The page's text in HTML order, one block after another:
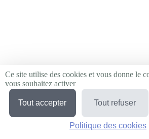
Ce site utilise des cookies et vous donne le
vous souhaitez activer
Tout accepter Tout refuser
Politique des cookies